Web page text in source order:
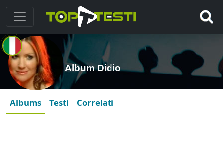
Album Didio
Albums Testi Correlati